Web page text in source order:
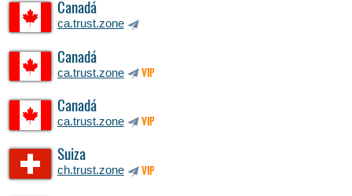
Canadá
ca.trust.zone
Canadá
ca.trust.zone VIP
Canadá
ca.trust.zone VIP
Suiza
ch.trust.zone VIP